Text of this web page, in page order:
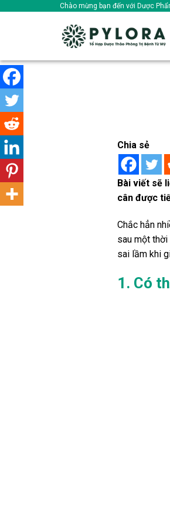
Chào mừng bạn đến với Dược
Chia sẻ
Bài viết sẽ
cân được
Chắc hẳn
sau một
sai lầm khi
1. Có